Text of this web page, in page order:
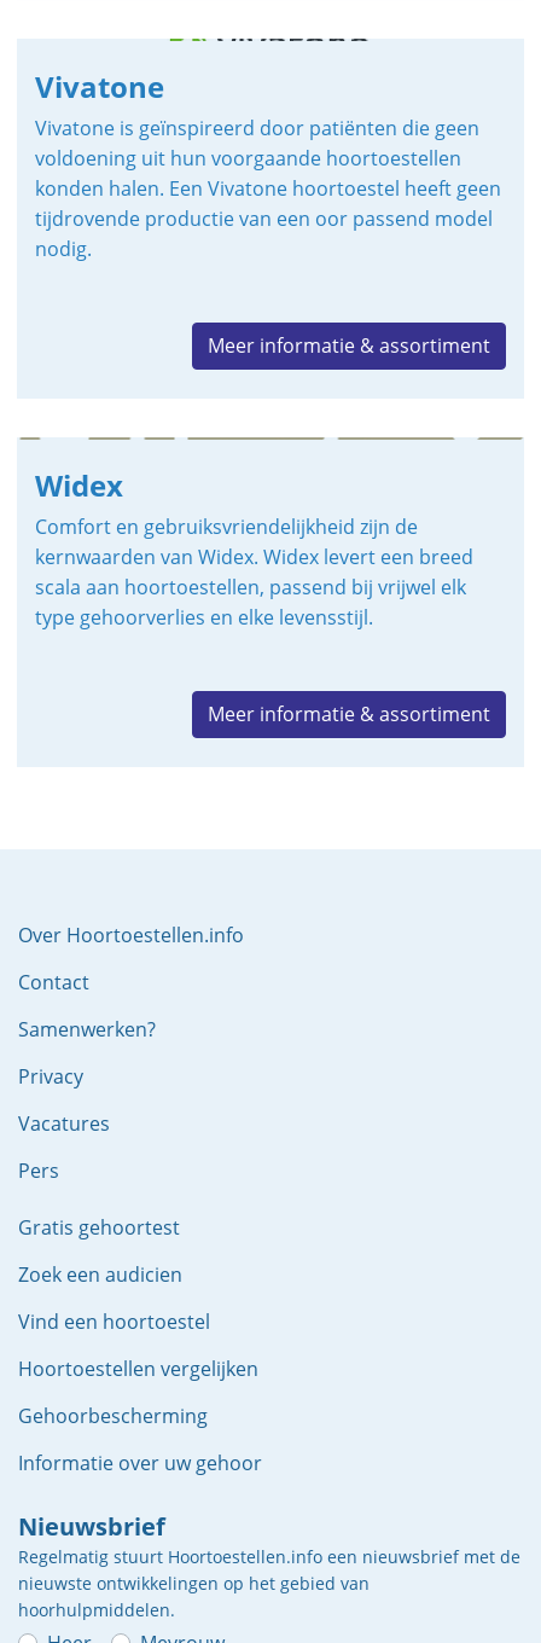
Vivatone
Vivatone is geïnspireerd door patiënten die geen
voldoening uit hun voorgaande hoortoestellen
konden halen. Een Vivatone hoortoestel heeft geen
tijdrovende productie van een oor passend model
nodig.
Meer informatie & assortiment
Widex
Comfort en gebruiksvriendelijkheid zijn de
kernwaarden van Widex. Widex levert een breed
scala aan hoortoestellen, passend bij vrijwel elk
type gehoorverlies en elke levensstijl.
Meer informatie & assortiment
Over Hoortoestellen.info
Contact
Samenwerken?
Privacy
Vacatures
Pers
Gratis gehoortest
Zoek een audicien
Vind een hoortoestel
Hoortoestellen vergelijken
Gehoorbescherming
Informatie over uw gehoor
Nieuwsbrief
Regelmatig stuurt Hoortoestellen.info een nieuwsbrief met de
nieuwste ontwikkelingen op het gebied van
hoorhulpmiddelen.